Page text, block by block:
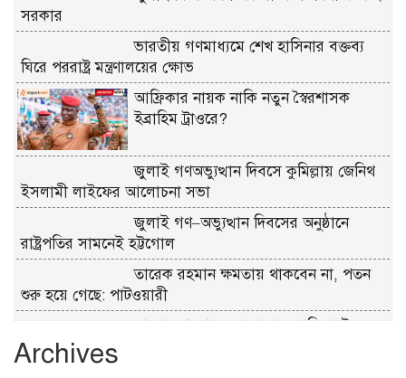
সরকার
ভারতীয় গণমাধ্যমে শেখ হাসিনার বক্তব্য
ঘিরে পররাষ্ট্র মন্ত্রণালয়ের ক্ষোভ
আফ্রিকার নায়ক নাকি নতুন স্বৈরশাসক
ইব্রাহিম ট্রাওরে?
জুলাই গণঅভ্যুত্থান দিবসে কুমিল্লায় জেনিথ
ইসলামী লাইফের আলোচনা সভা
জুলাই গণ–অভ্যুত্থান দিবসের অনুষ্ঠানে
রাষ্ট্রপতির সামনেই হট্টগোল
তারেক রহমান ক্ষমতায় থাকবেন না, পতন
শুরু হয়ে গেছে: পাটওয়ারী
বাংলাদেশ আর কখনো তাবেদারি রাষ্ট্রে
পরিণত হবে না
Archives